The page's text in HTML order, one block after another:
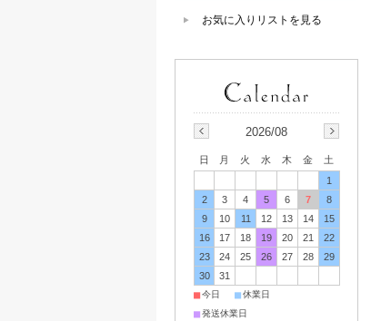
お気に入りリストを見る
2026/08
日 月 火 水 木 金
土
1
2
3 4 5 6 7
8
9
10 11 12 13 14
15
16
17 18 19 20 21
22
23
24 25 26 27 28
29
30
31
■今日 ■休業日
■発送休業日